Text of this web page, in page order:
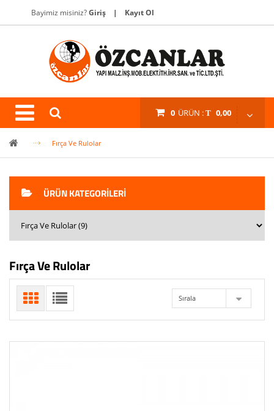
0 ÜRÜN : 0,00
Fırça Ve Rulolar
ÜRÜN KATEGORILERI
Fırça Ve Rulolar
Sırala
Bayimiz misiniz?Giriş | Kayıt Ol